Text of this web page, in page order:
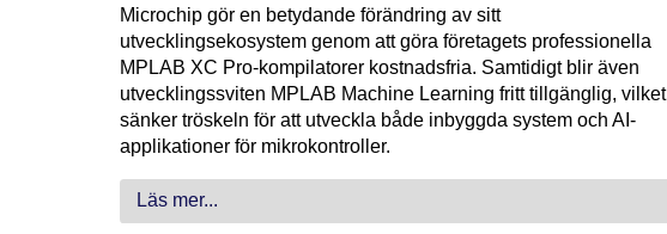
Microchip gör en betydande förändring av sitt
utvecklingsekosystem genom att göra företagets professionella
MPLAB XC Pro-kompilatorer kostnadsfria. Samtidigt blir även
utvecklingssviten MPLAB Machine Learning fritt tillgänglig, vilket
sänker tröskeln för att utveckla både inbyggda system och AI-
applikationer för mikrokontroller.
Läs mer...